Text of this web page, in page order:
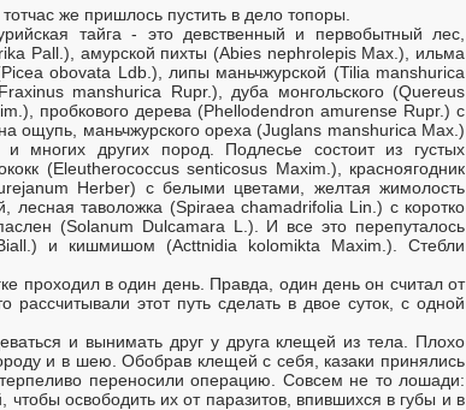
же пришлось пустить в дело топоры.
тайга - это девственный и первобытный лес,
Pall.), амурской пихты (Abies nephrolepis Max.), ильма
obovata Ldb.), липы маньчжурской (Tilia manshurica
manshurica Rupr.), дуба монгольского (Quereus
пробкового дерева (Phellodendron amurense Rupr.) с
ощупь, маньчжурского ореха (Juglans manshurica Max.)
многих других пород. Подлесье состоит из густых
(Eleutherococcus senticosus Maxim.), красноягодник
Herber) с белыми цветами, желтая жимолость
таволожка (Spiraea chamadrifolia Lin.) с коротко
(Solanum Dulcamara L.). И все это перепуталось
и кишмишом (Acttnidia kolomikta Maxim.). Стебли
проходил в один день. Правда, один день он считал от
этот путь сделать в двое суток, с одной
и вынимать друг у друга клещей из тела. Плохо
и в шею. Обобрав клещей с себя, казаки принялись
переносили операцию. Совсем не то лошади:
освободить их от паразитов, впившихся в губы и в